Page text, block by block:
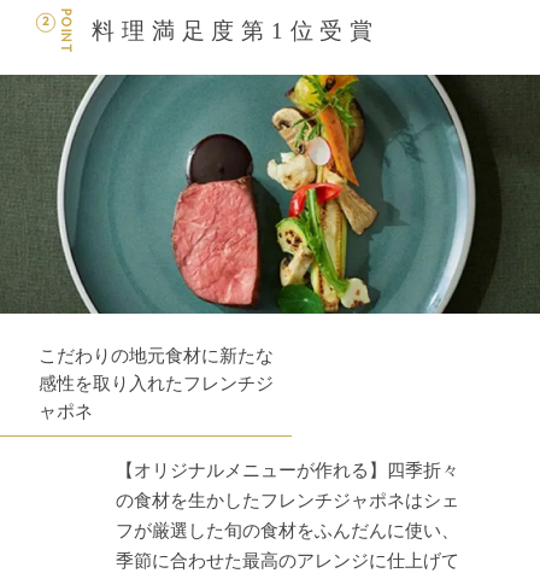
POINT
2 料理満足度第1位受賞
こだわりの地元食材に新たな
感性を取り入れたフレンチジ
ャポネ
【オリジナルメニューが作れる】四季折々
の食材を生かしたフレンチジャポネはシェ
フが厳選した旬の食材をふんだんに使い、
季節に合わせた最高のアレンジに仕上げて